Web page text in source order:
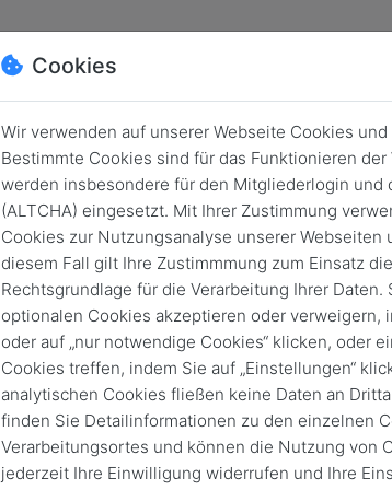
Login
Keine
Cookies
Wir verwenden auf unserer Webseite Cookies
Bestimmte Cookies sind für das Funktionieren
werden insbesondere für den Mitgliederlogin und
(ALTCHA) eingesetzt. Mit Ihrer Zustimmung
Cookies zur Nutzungsanalyse unserer Webseiten
diesem Fall gilt Ihre Zustimmmung zum Einsatz
Rechtsgrundlage für die Verarbeitung Ihrer
optionalen Cookies akzeptieren oder verweigern,
oder auf „nur notwendige Cookies“ klicken, oder
Cookies treffen, indem Sie auf „Einstellungen“
analytischen Cookies fließen keine Daten an
finden Sie Detailinformationen zu den einzelnen
Verarbeitungsortes und können die Nutzung von
jederzeit Ihre Einwilligung widerrufen und Ihre